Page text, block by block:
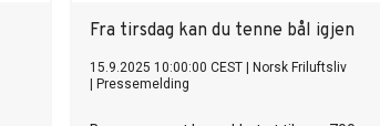
Fra tirsdag kan du tenne bål igjen
15.9.2025 10:00:00 CEST
Norsk Friluftsliv
Pressemelding